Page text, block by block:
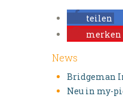
teilen
merken
News
Bridgeman
Neu in my-